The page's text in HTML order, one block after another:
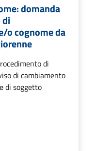
domanda
o cognome da
di
di cambiamento
di soggetto